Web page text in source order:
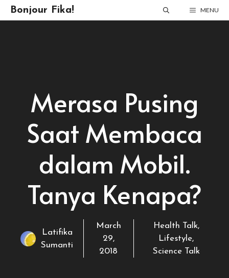
Skip
to
Bonjour Fika! MENU
Merasa Pusing
Saat Membaca
dalam Mobil.
Tanya Kenapa?
Latifika
Sumanti
March
29,
2018
Health Talk,
Lifestyle,
Science Talk